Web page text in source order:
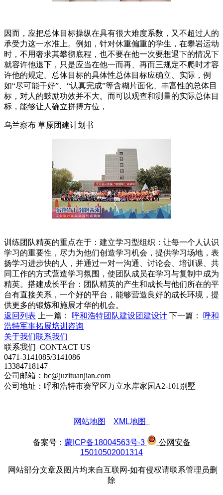
因而，应把总体目标操纵在具有很大难度系数，又不超过人的
承受力这一水准上。例如，针对休重偏重的学生，在攀岩运动
时，不用奢求其攀彻底程，也不要在他一次要想退下的情况下
就容许他退下，只是应当在他一而再、再而三规定不爬时才容
许他的规定。总体目标的具体性总体目标应确立、实际，例
如“尽可能干好”、“认真完成”等含糊片面化、丰富性的总体目
标，对人的鼓励功效并不大。而可以观查和测量的实际总体目
标，能够让人确立拼搏方位，
乌兰察布 草原团建计划书
训练团队精英的重点在于：建立学习型组织：让每一个人认识
学习的重要性，尽力为他们创造学习机会，提供学习场地，表
扬学习进步快的人，并通过一对一沟通、讨论会、培训课、共
同工作的方式营造学习氛围，使团队成员在学习与复制中成为
精英。搭建成长平台：团队精英的产生和成长与他们所在的平
台有直接关系，一个好的平台，能够营造良好的成长环境，提
供更多的锻炼和施展才华的机会。
返回列表
上一篇： 呼和浩特团队建设团建设计 下一篇： 呼和
浩特军事拓展培训咨询
关于我们联系我们
联系我们 CONTACT US
0471-3141085/3141086
13384718147
公司邮箱：bc@juzituanjian.com
公司地址：呼和浩特市赛罕区万立水岸家园A2-101别墅
网站地图 XML地图
备案号： 蒙ICP备18004563号-3
公网安备
15010502001314
网站部分文章及图片均来自互联网-如有侵权请联系管理员删
除